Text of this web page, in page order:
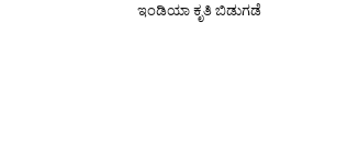
ಇಂಡಿಯಾ ಕೃತಿ ಬಿಡುಗಡೆ